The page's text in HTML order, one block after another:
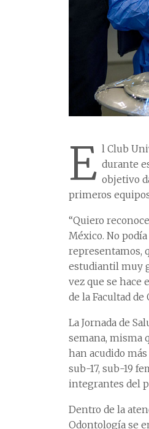
E l Club
durante
objetivo
primeros
“Quiero
México. No
representamos,
estudiantil muy
vez que se hace
de la Facultad
La Jornada de
semana, misma
han acudido más
sub-17, sub-19
integrantes del
Dentro de la
Odontología se